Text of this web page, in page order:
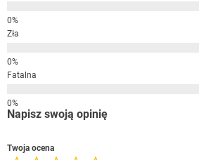
Zła
Fatalna
Napisz swoją opinię
Twoja ocena